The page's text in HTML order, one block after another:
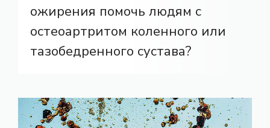
ожирения помочь людям с
остеоартритом коленного или
тазобедренного сустава?